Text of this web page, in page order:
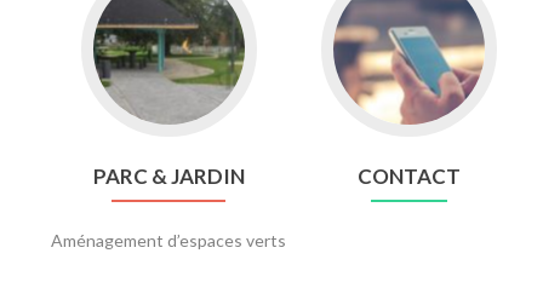
to
PARC
&
JARDIN
PARC & JARDIN
Aménagement d’espaces verts
to
CONTACT
CONTACT